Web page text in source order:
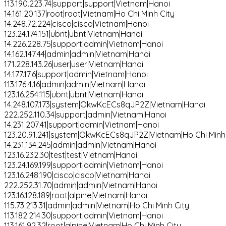
113.190.223.74|support|support|Vietnam|Hanoi
14.161.20.137|root|root|Vietnam|Ho Chi Minh City
14.248.72.224|cisco|cisco|Vietnam|Hanoi
123.24.174.151|ubnt|ubnt|Vietnam|Hanoi
14.226.228.75|support|admin|Vietnam|Hanoi
14.162.147.44|admin|admin|Vietnam|Hanoi
171.228.143.26|user|user|Vietnam|Hanoi
14.177.17.6|support|admin|Vietnam|Hanoi
113.176.4.16|admin|admin|Vietnam|Hanoi
123.16.254.115|ubnt|ubnt|Vietnam|Hanoi
14.248.107.173|system|OkwKcECs8qJP2Z|Vietnam|Hanoi
222.252.110.34|support|admin|Vietnam|Hanoi
14.231.207.41|support|admin|Vietnam|Hanoi
123.20.91.241|system|OkwKcECs8qJP2Z|Vietnam|Ho Chi
14.231.134.245|admin|admin|Vietnam|Hanoi
123.16.232.30|test|test|Vietnam|Hanoi
123.24.169.199|support|admin|Vietnam|Hanoi
123.16.248.190|cisco|cisco|Vietnam|Hanoi
222.252.31.70|admin|admin|Vietnam|Hanoi
123.16.128.189|root|alpine|Vietnam|Hanoi
115.73.213.31|admin|admin|Vietnam|Ho Chi Minh City
113.182.214.30|support|admin|Vietnam|Hanoi